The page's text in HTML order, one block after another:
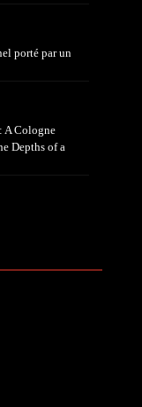
porté par un
A Cologne
Depths of a